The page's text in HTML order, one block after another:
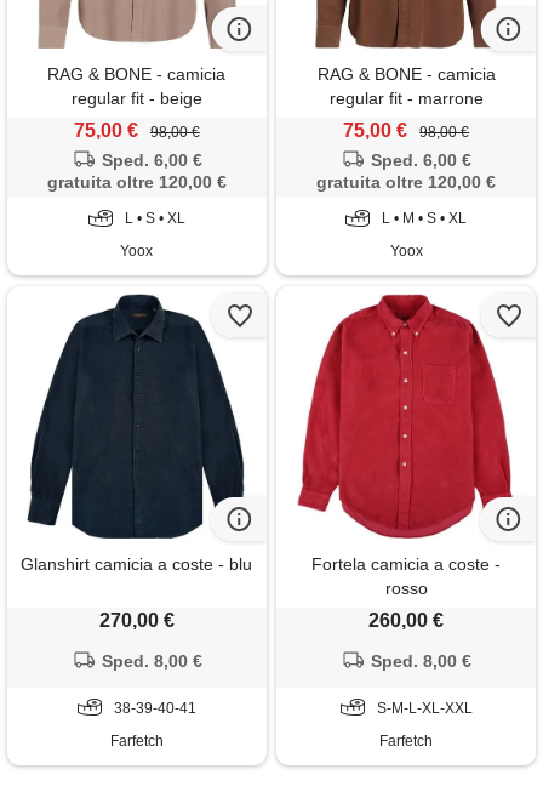
RAG & BONE - camicia
regular fit - beige
75,00 € 98,00 €
Sped. 6,00 €
gratuita oltre 120,00 €
L • S • XL
Yoox
RAG & BONE - camicia
regular fit - marrone
75,00 € 98,00 €
Sped. 6,00 €
gratuita oltre 120,00 €
L • M • S • XL
Yoox
Glanshirt camicia a coste - blu
270,00 €
Sped. 8,00 €
38-39-40-41
Farfetch
Fortela camicia a coste -
rosso
260,00 €
Sped. 8,00 €
S-M-L-XL-XXL
Farfetch